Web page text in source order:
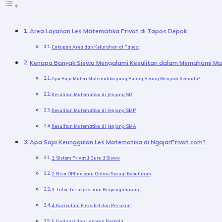
Area Layanan Les Matematika Privat di Tapos Depok
Cakupan Area dan Kelurahan di Tapos:
Kenapa Banyak Siswa Mengalami Kesulitan dalam Memahami
Apa Saja Materi Matematika yang Paling Sering Menjadi Kendala?
Kesulitan Matematika di Jenjang SD
Kesulitan Matematika di Jenjang SMP
Kesulitan Matematika di Jenjang SMA
Apa Saja Keunggulan Les Matematika di NgajarPrivat.com?
1. Sistem Privat 1 Guru 1 Siswa
2. Bisa Offline atau Online Sesuai Kebutuhan
3. Tutor Terseleksi dan Berpengalaman
4. Kurikulum Fleksibel dan Personal